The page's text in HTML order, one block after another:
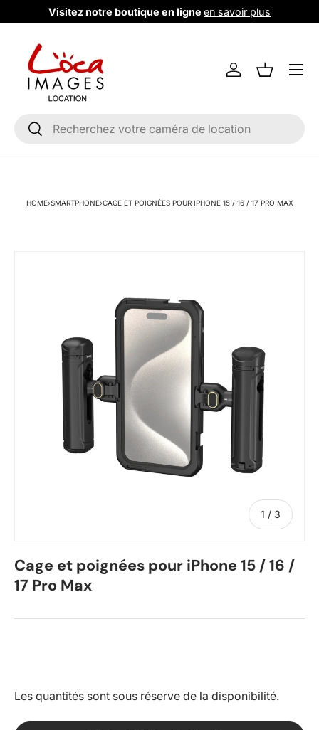
Aller au contenu
Visitez notre boutique en ligne en savoir plus
Recherche
Rechercher
Se connecter
Liste de
Menu
HOME›SMARTPHONE›CAGE ET POIGNÉES POUR IPHONE 15 / 16 / 17 PRO MAX
1 / de
3
Cage et poignées pour iPhone 15 / 16 /
17 Pro Max
Les quantités sont sous réserve de la disponibilité.